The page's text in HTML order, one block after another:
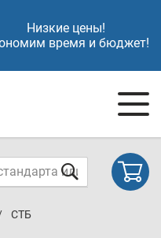
Низкие цены!
время и бюджет!
СТБ